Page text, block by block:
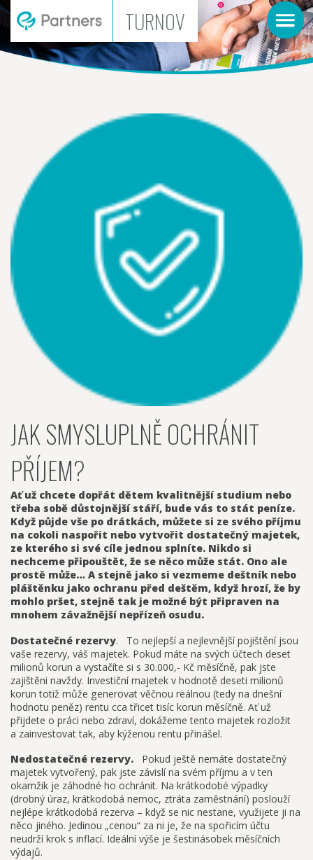
TURNOV
JAK SMYSLUPLNĚ OCHRÁNIT
PŘÍJEM?
Ať už chcete dopřát dětem kvalitnější studium nebo
třeba sobě důstojnější stáří, bude vás to stát peníze.
Když půjde vše po drátkách, můžete si ze svého příjmu
na cokoli naspořit nebo vytvořit dostatečný majetek,
ze kterého si své cíle jednou splníte. Nikdo si
nechceme připouštět, že se něco může stát. Ono ale
prostě může… A stejně jako si vezmeme deštník nebo
pláštěnku jako ochranu před deštěm, když hrozí, že by
mohlo pršet, stejně tak je možné být připraven na
mnohem závažnější nepřízeň osudu.
Dostatečné rezervy. To nejlepší a nejlevnější pojištění jsou
vaše rezervy, váš majetek. Pokud máte na svých účtech deset
milionů korun a vystačíte si s 30.000,- Kč měsíčně, pak jste
zajištěni navždy. Investiční majetek v hodnotě deseti milionů
korun totiž může generovat věčnou reálnou (tedy na dnešní
hodnotu peněz) rentu cca třicet tisíc korun měsíčně. Ať už
přijdete o práci nebo zdraví, dokážeme tento majetek rozložit
a zainvestovat tak, aby kýženou rentu přinášel.
Nedostatečné rezervy. Pokud ještě nemáte dostatečný
majetek vytvořený, pak jste závislí na svém příjmu a v ten
okamžik je záhodné ho ochránit. Na krátkodobé výpadky
(drobný úraz, krátkodobá nemoc, ztráta zaměstnání) poslouží
nejlépe krátkodobá rezerva – když se nic nestane, využijete ji na
něco jiného. Jedinou „cenou“ za ni je, že na spořicím účtu
neudrží krok s inflací. Ideální výše je šestinásobek měsíčních
výdajů.